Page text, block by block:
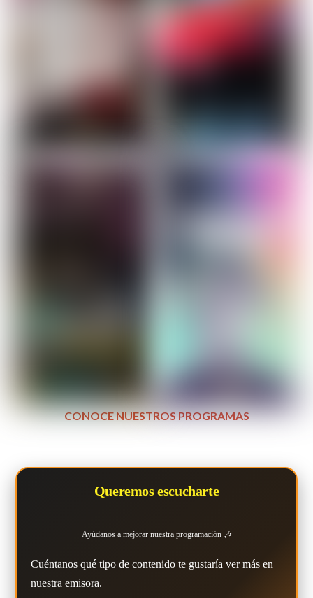
CONOCE NUESTROS PROGRAMAS
Queremos escucharte
Ayúdanos a mejorar nuestra programación 🎶
Cuéntanos qué tipo de contenido te gustaría ver más en
nuestra emisora.